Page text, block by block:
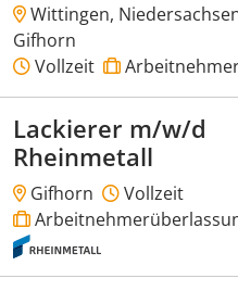
Wittingen,
Gifhorn
Vollzeit
Lackierer m/w/d
Rheinmetall
Gifhorn
Vollzeit